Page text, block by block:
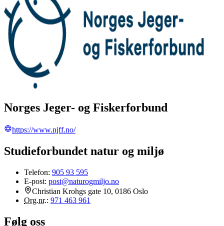
Norges Jeger- og Fiskerforbund
https://www.njff.no/
Studieforbundet natur og miljø
Telefon: 905 93 595
E-post: post@naturogmiljo.no
Christian Krohgs gate 10, 0186 Oslo
Org.nr.: 971 463 961
Følg oss